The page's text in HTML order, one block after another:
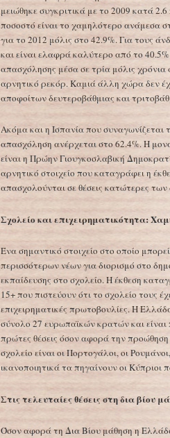
μειώθηκε συγκριτικά με το 2009 κατά
ποσοστό είναι το χαμηλότερο ανάμεσα
για το 2012 μόλις στο 42.9%. Για τους
και είναι ελαφρά καλύτερο από το
απασχόλησης μέσα σε τρία μόλις χρόνια
αρνητικό ρεκόρ. Καμιά άλλη χώρα δεν
αποφοίτων δευτεροβάθμιας και
Ακόμα και η Ισπανία που
απασχόληση ανέρχεται στο 62.4%. Η
είναι η Πρώην Γιουγκοσλαβική
αρνητικό στοιχείο που καταγράφει η
απασχολούνται σε θέσεις κατώτερες των
Σχολείο και επιχειρηματικότητα:
Ένα σημαντικό στοιχείο στο οποίο
περισσότερων νέων για διορισμό στο
εκπαίδευσης στο σχολείο. Η έκθεση
15+ που πιστεύουν ότι το σχολείο τους
επιχειρηματικές πρωτοβουλίες. Η
σύνολο 27 ευρωπαϊκών κρατών και
πρώτες θέσεις όσον αφορά την προώθηση
σχολείο είναι οι Πορτογάλοι, οι
ικανοποιητικά τα πηγαίνουν οι
Στις τελευταίες θέσεις στη δια βίου
Όσον αφορά τη Δια Βίου μάθηση η